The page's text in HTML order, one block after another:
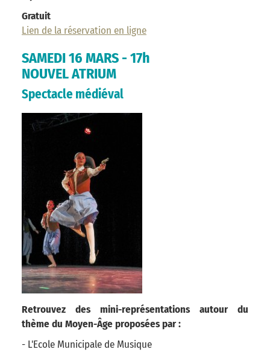
Gratuit
Lien de la réservation en ligne
SAMEDI 16 MARS - 17h
NOUVEL ATRIUM
Spectacle médiéval
Retrouvez des mini-représentations autour du
thème du Moyen-Âge proposées par :
- L'Ecole Municipale de Musique